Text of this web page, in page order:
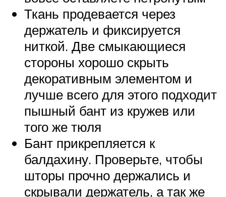
Ткань продевается через
держатель и фиксируется
ниткой. Две смыкающиеся
стороны хорошо скрыть
декоративным элементом и
лучше всего для этого подходит
пышный бант из кружев или
того же тюля
Бант прикрепляется к
балдахину. Проверьте, чтобы
шторы прочно держались и
скрывали держатель, а так же